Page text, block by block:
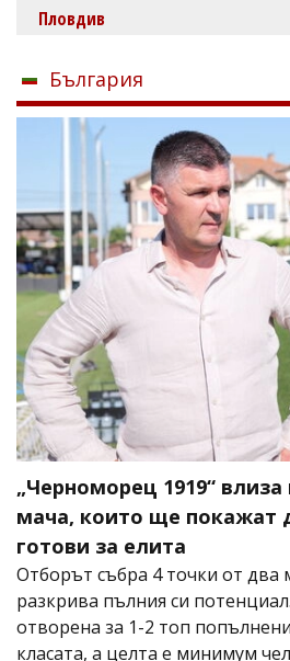
Пловдив
България
„Черноморец 1919“ влиза
мача, които ще покажат
готови за елита
Отборът събра 4 точки от
разкрива пълния си
отворена за 1-2 топ
класата, а целта е минимум